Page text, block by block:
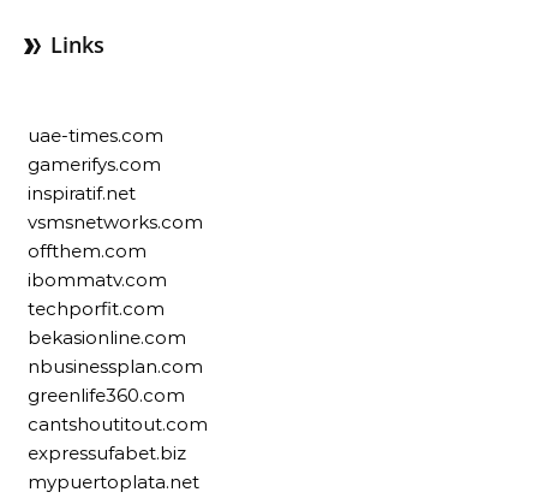
Links
uae-times.com
gamerifys.com
inspiratif.net
vsmsnetworks.com
offthem.com
ibommatv.com
techporfit.com
bekasionline.com
nbusinessplan.com
greenlife360.com
cantshoutitout.com
expressufabet.biz
mypuertoplata.net